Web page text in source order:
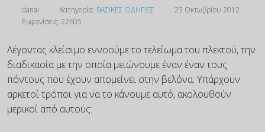
danai Κατηγορία: ΒΑΣΙΚΕΣ ΟΔΗΓΙΕΣ
23 Οκτωβρίου 2012
Εμφανίσεις: 22605
Λέγοντας κλείσιμο εννοούμε το τελείωμα του πλεκτού, την
διαδικασία με την οποία μειώνουμε έναν έναν τους
πόντους που έχουν απομείνει στην βελόνα. Υπάρχουν
αρκετοί τρόποι για να το κάνουμε αυτό, ακολουθούν
μερικοί από αυτούς: